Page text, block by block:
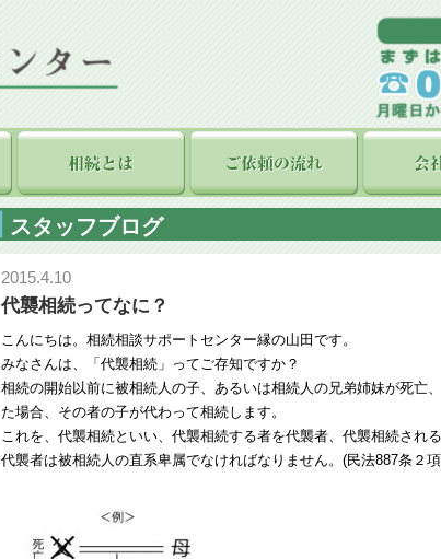
スタッフブログ
2015.4.10
代襲相続ってなに？
こんにちは。相続相談サポートセンター縁の山田です。
みなさんは、「代襲相続」ってご存知ですか？
相続の開始以前に被相続人の子、あるいは相続人の兄弟姉妹が死亡
た場合、その者の子が代わって相続します。
これを、代襲相続といい、代襲相続する者を代襲者、代襲相続され
代襲者は被相続人の直系卑属でなければなりません。(民法887条２